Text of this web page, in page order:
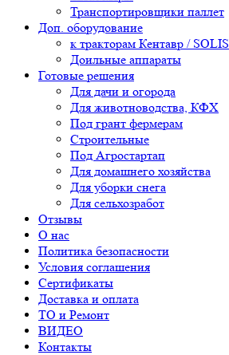
Транспортировщики паллет
Доп. оборудование
к тракторам Кентавр / SOLIS
Доильные аппараты
Готовые решения
Для дачи и огорода
Для животноводства, КФХ
Под грант фермерам
Строительные
Под Агростартап
Для домашнего хозяйства
Для уборки снега
Для сельхозработ
Отзывы
О нас
Политика безопасности
Условия соглашения
Сертификаты
Доставка и оплата
ТО и Ремонт
ВИДЕО
Контакты